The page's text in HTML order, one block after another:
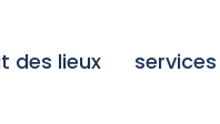
des lieux services